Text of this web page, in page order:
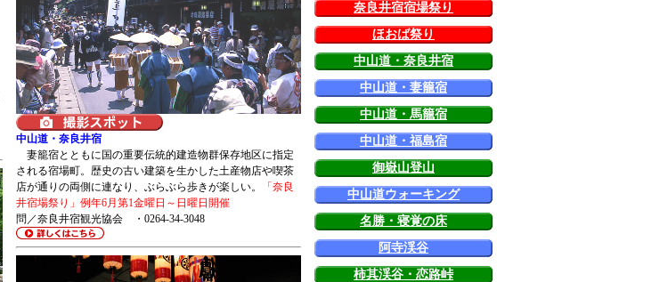
奈良井宿宿場祭り
ほおば祭り
中山道・奈良井宿
中山道・妻籠宿
中山道・馬籠宿
中山道・福島宿
御嶽山登山
中山道ウォーキング
名勝・寝覚の床
阿寺渓谷
柿其渓谷・恋路峠
中山道・奈良井宿
妻籠宿とともに国の重要伝統的建造物群保存地区に指定
される宿場町。歴史の古い建築を生かした土産物店や喫茶
店が通りの両側に連なり、ぶらぶら歩きが楽しい。
「奈良
井宿場祭り」例年6月第1金曜日～日曜日開催
問／奈良井宿観光協会 ・0264-34-3048